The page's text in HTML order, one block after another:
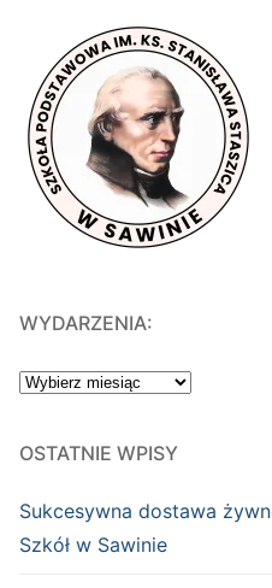
WYDARZENIA:
WYDARZENIA:
OSTATNIE WPISY
Sukcesywna dostawa
Szkół w Sawinie